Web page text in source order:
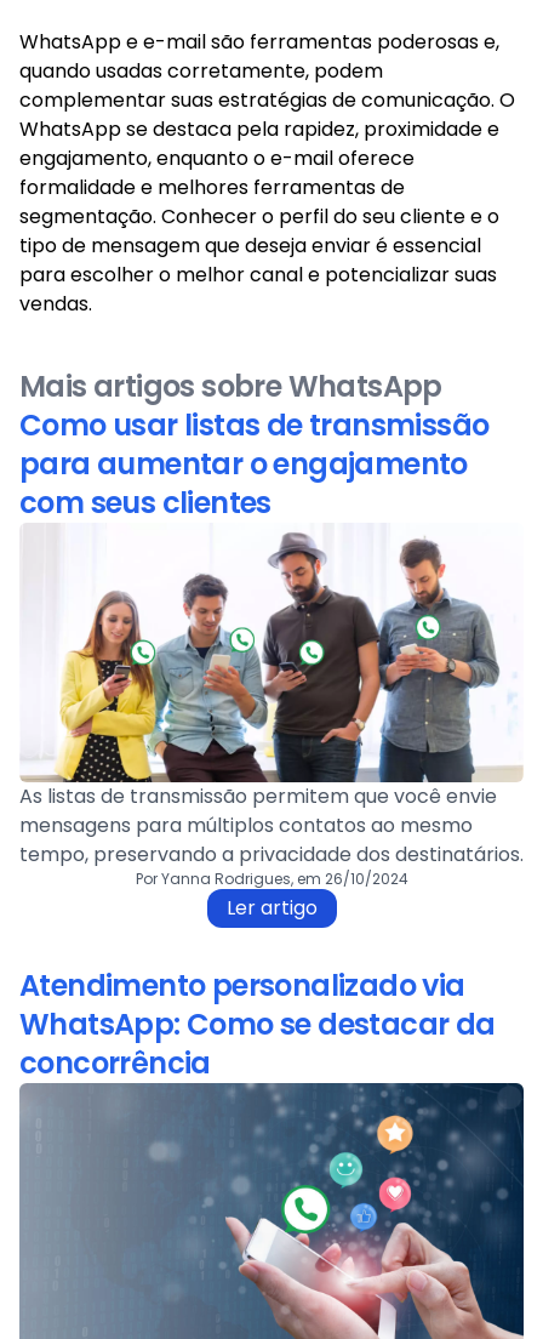
WhatsApp e e-mail são ferramentas poderosas e,
quando usadas corretamente, podem
complementar suas estratégias de comunicação. O
WhatsApp se destaca pela rapidez, proximidade e
engajamento, enquanto o e-mail oferece
formalidade e melhores ferramentas de
segmentação. Conhecer o perfil do seu cliente e o
tipo de mensagem que deseja enviar é essencial
para escolher o melhor canal e potencializar suas
vendas.
Mais artigos sobre WhatsApp
Como usar listas de transmissão
para aumentar o engajamento
com seus clientes
As listas de transmissão permitem que você envie
mensagens para múltiplos contatos ao mesmo
tempo, preservando a privacidade dos destinatários.
Por Yanna Rodrigues, em 26/10/2024
Ler artigo
Atendimento personalizado via
WhatsApp: Como se destacar da
concorrência